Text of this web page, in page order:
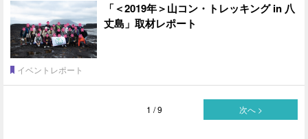
「＜2019年＞山コン・トレッキング in 八
丈島」取材レポート
イベントレポート
1 / 9 次へ >